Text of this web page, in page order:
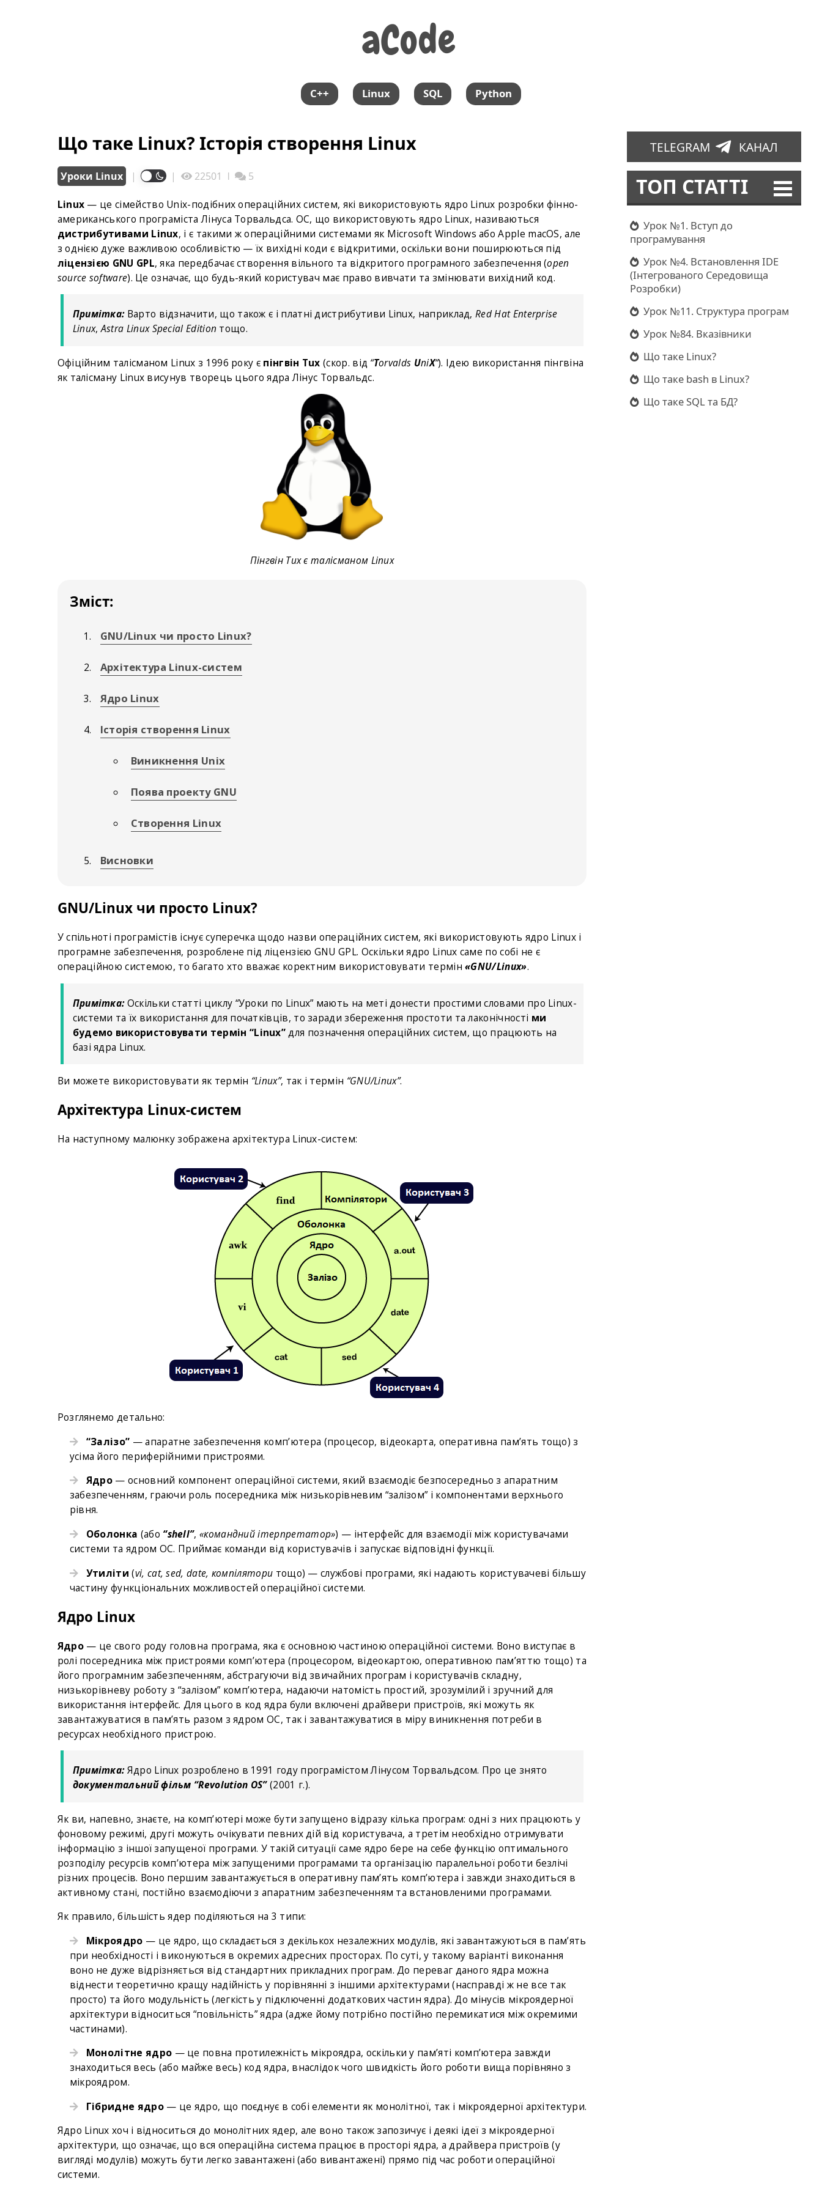
aCode
aCode
C++ Linux SQL Python
Що таке Linux? Історія створення Linux
Уроки Linux | | 22501 ǀ 5
Linux — це сімейство Unix-подібних операційних систем, які використовують ядро ​​Linux розробки фінно-
американського програміста Лінуса Торвальдса. ОС, що використовують ядро ​​Linux, називаються
дистрибутивами Linux, і є такими ж операційними системами як Microsoft Windows або Apple macOS, але
з однією дуже важливою особливістю — їх вихідні коди є відкритими, оскільки вони поширюються під
ліцензією GNU GPL, яка передбачає створення вільного та відкритого програмного забезпечення (open
source software). Це означає, що будь-який користувач має право вивчати та змінювати вихідний код.
Примітка:Варто відзначити, що також є і платні дистрибутиви Linux, наприклад,Red Hat Enterprise
Linux,Astra Linux Special Edition тощо.
Офіційним талісманом Linux з 1996 року є пінгвін Tux (скор. від “Torvalds UniX“). Ідею використання пінгвіна
як талісману Linux висунув творець цього ядра Лінус Торвальдс.
Пінгвін Tux є талісманом Linux
Зміст:
GNU/Linux чи просто Linux?
Архітектура Linux-систем
Ядро Linux
Історія створення Linux
Виникнення Unix
Поява проекту GNU
Cтворення Linux
Висновки
GNU/Linux чи просто Linux?
У спільноті програмістів існує суперечка щодо назви операційних систем, які використовують ядро Linux і
програмне забезпечення, розроблене під ліцензією GNU GPL. Оскільки ядро Linux саме по собі не є
операційною системою, то багато хто вважає коректним використовувати термін«GNU/Linux».
Примітка:Оскільки статті циклу “Уроки по Linux” мають на меті донести простими словами про Linux-
системи та їх використання для початківців, то заради збереження простоти та лаконічності ми
будемо використовувати термін “Linux”для позначення операційних систем, що працюють на
базі ядра Linux.
Ви можете використовувати як термін “Linux”, так і термін “GNU/Linux”.
Архітектура Linux-систем
На наступному малюнку зображена архітектура Linux-систем:
Розглянемо детально:
“Залізо” — апаратне забезпечення комп’ютера (процесор, відеокарта, оперативна пам’ять тощо) з
усіма його периферійними пристроями.
Ядро — основний компонент операційної системи, який взаємодіє безпосередньо з апаратним
забезпеченням, граючи роль посередника між низькорівневим “залізом” і компонентами верхнього
рівня.
Оболонка (або “shell”,«командний ітерпретатор») — інтерфейс для взаємодії між користувачами
системи та ядром ОС. Приймає команди від користувачів і запускає відповідні функції.
Утиліти(vi, cat, sed, date, компілятори тощо) — службові програми, які надають користувачеві більшу
частину функціональних можливостей операційної системи.
Ядро Linux
Ядро— це свого роду головна програма, яка є основною частиною операційної системи. Воно виступає в
ролі посередника між пристроями комп’ютера (процесором, відеокартою, оперативною пам’яттю тощо) та
його програмним забезпеченням, абстрагуючи від звичайних програм і користувачів складну,
низькорівневу роботу з “залізом” комп’ютера, надаючи натомість простий, зрозумілий і зручний для
використання інтерфейс. Для цього в код ядра були включені драйвери пристроїв, які можуть як
завантажуватися в пам’ять разом з ядром ОС, так і завантажуватися в міру виникнення потреби в
ресурсах необхідного пристрою.
Примітка:Ядро Linux розроблено в 1991 году програмістом Лінусом Торвальдсом. Про це знято
документальний фільм “Revolution OS”(2001 г.).
Як ви, напевно, знаєте, на комп’ютері може бути запущено відразу кілька програм: одні з них працюють у
фоновому режимі, другі можуть очікувати певних дій від користувача, а третім необхідно отримувати
інформацію з іншої запущеної програми. У такій ситуації саме ядро ​​бере на себе функцію оптимального
розподілу ресурсів комп’ютера між запущеними програмами та організацію паралельної роботи безлічі
різних процесів. Воно першим завантажується в оперативну пам’ять комп’ютера і завжди знаходиться в
активному стані, постійно взаємодіючи з апаратним забезпеченням та встановленими програмами.
Як правило, більшість ядер поділяються на 3 типи:
Мікроядро — це ядро, що складається з декількох незалежних модулів, які завантажуються в пам’ять
при необхідності і виконуються в окремих адресних просторах. По суті, у такому варіанті виконання
воно не дуже відрізняється від стандартних прикладних програм. До переваг даного ядра можна
віднести теоретично кращу надійність у порівнянні з іншими архітектурами (насправді ж не все так
просто) та його модульність (легкість у підключенні додаткових частин ядра). До мінусів мікроядерної
архітектури відноситься “повільність” ядра (адже йому потрібно постійно перемикатися між окремими
частинами).
Монолітне ядро — це повна протилежність мікроядра, оскільки у пам’яті комп’ютера завжди
знаходиться весь (або майже весь) код ядра, внаслідок чого швидкість його роботи вища порівняно з
мікроядром.
Гібридне ядро— це ядро, що поєднує в собі елементи як монолітної, так і мікроядерної архітектури.
Ядро Linux хоч і відноситься до монолітних ядер, але воно також запозичує і деякі ідеї з мікроядерної
архітектури, що означає, що вся операційна система працює в просторі ядра, а драйвера пристроїв (у
вигляді модулів) можуть бути легко завантажені (або вивантажені) прямо під час роботи операційної
системи.
TELEGRAM КАНАЛ
ТОП СТАТТІ
Урок №1. Вступ до
програмування
Урок №4. Встановлення IDE
(Інтегрованого Середовища
Розробки)
Урок №11. Структура програм
Урок №84. Вказівники
Що таке Linux?
Що таке bash в Linux?
Що таке SQL та БД?